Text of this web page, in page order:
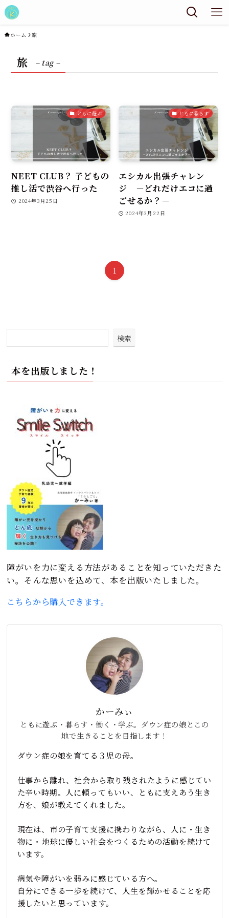
ホーム 旅
旅 – tag –
ともに遊ぶ
NEET CLUB？ 子どもの
推し活で渋谷へ行った
2024年3月25日
ともに暮らす
エシカル出張チャレン
ジ －どれだけエコに過
ごせるか？－
2024年3月22日
1
検索
本を出版しました！
障がいを力に変える方法があることを知っていただきた
い。そんな思いを込めて、本を出版いたしました。
こちらから購入できます。
かーみぃ
ともに遊ぶ・暮らす・働く・学ぶ。ダウン症の娘とこの
地で生きることを目指します！
ダウン症の娘を育てる３児の母。
仕事から離れ、社会から取り残されたように感じてい
た辛い時期。人に頼ってもいい、ともに支えあう生き
方を、娘が教えてくれました。
現在は、市の子育て支援に携わりながら、人に・生き
物に・地球に優しい社会をつくるための活動を続けて
います。
病気や障がいを弱みに感じている方へ。
自分にできる一歩を続けて、人生を輝かせることを応
援したいと思っています。